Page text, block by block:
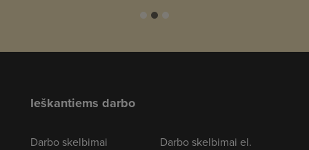
Ieškantiems darbo
Darbo skelbimai
Darbo skelbimai el.